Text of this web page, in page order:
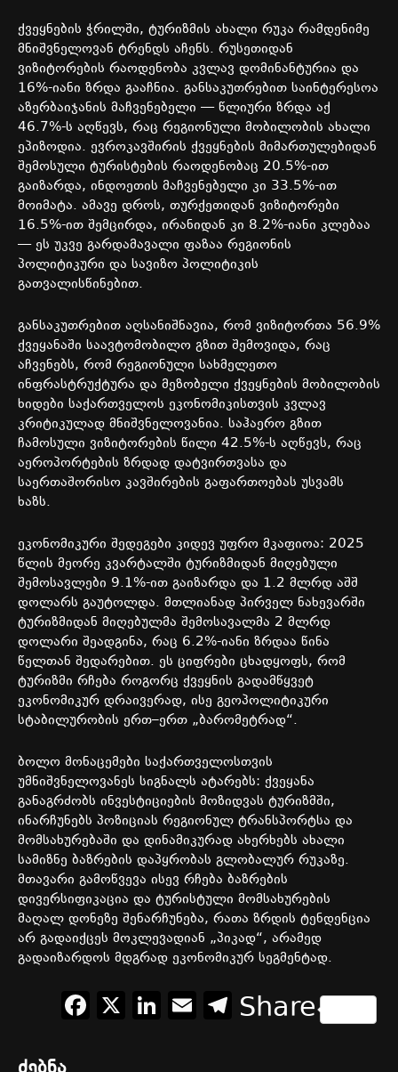
ქვეყნების ჭრილში, ტურიზმის ახალი რუკა რამდენიმე
მნიშვნელოვან ტრენდს აჩენს. რუსეთიდან
ვიზიტორების რაოდენობა კვლავ დომინანტურია და
16%-იანი ზრდა გააჩნია. განსაკუთრებით საინტერესოა
აზერბაიჯანის მაჩვენებელი —წლიური ზრდა აქ
46.7%-ს აღწევს, რაც რეგიონული მობილობის ახალი
ეპიზოდია. ევროკავშირის ქვეყნების მიმართულებიდან
შემოსული ტურისტების რაოდენობაც 20.5%-ით
გაიზარდა, ინდოეთის მაჩვენებელი კი 33.5%-ით
მოიმატა. ამავე დროს, თურქეთიდან ვიზიტორები
16.5%-ით შემცირდა, ირანიდან კი 8.2%-იანი კლებაა
—ეს უკვე გარდამავალი ფაზაა რეგიონის
პოლიტიკური და სავიზო პოლიტიკის
გათვალისწინებით.
განსაკუთრებით აღსანიშნავია, რომ ვიზიტორთა 56.9%
ქვეყანაში საავტომობილო გზით შემოვიდა, რაც
აჩვენებს, რომ რეგიონული სახმელეთო
ინფრასტრუქტურა და მეზობელი ქვეყნების მობილობის
ხიდები საქართველოს ეკონომიკისთვის კვლავ
კრიტიკულად მნიშვნელოვანია. საჰაერო გზით
ჩამოსული ვიზიტორების წილი 42.5%-ს აღწევს, რაც
აეროპორტების ზრდად დატვირთვასა და
საერთაშორისო კავშირების გაფართოებას უსვამს
ხაზს.
ეკონომიკური შედეგები კიდევ უფრო მკაფიოა: 2025
წლის მეორე კვარტალში ტურიზმიდან მიღებული
შემოსავლები 9.1%-ით გაიზარდა და 1.2 მლრდ აშშ
დოლარს გაუტოლდა. მთლიანად პირველ ნახევარში
ტურიზმიდან მიღებულმა შემოსავალმა 2 მლრდ
დოლარი შეადგინა, რაც 6.2%-იანი ზრდაა წინა
წელთან შედარებით. ეს ციფრები ცხადყოფს, რომ
ტურიზმი რჩება როგორც ქვეყნის გადამწყვეტ
ეკონომიკურ დრაივერად, ისე გეოპოლიტიკური
სტაბილურობის ერთ–ერთ „ბარომეტრად“.
ბოლო მონაცემები საქართველოსთვის
უმნიშვნელოვანეს სიგნალს ატარებს: ქვეყანა
განაგრძობს ინვესტიციების მოზიდვას ტურიზმში,
ინარჩუნებს პოზიციას რეგიონულ ტრანსპორტსა და
მომსახურებაში და დინამიკურად ახერხებს ახალი
სამიზნე ბაზრების დაპყრობას გლობალურ რუკაზე.
მთავარი გამოწვევა ისევ რჩება ბაზრების
დივერსიფიკაცია და ტურისტული მომსახურების
მაღალ დონეზე შენარჩუნება, რათა ზრდის ტენდენცია
არ გადაიქცეს მოკლევადიან „პიკად“, არამედ
გადაიზარდოს მდგრად ეკონომიკურ სეგმენტად.
Facebook
X LinkedIn
EmailTelegram
Share